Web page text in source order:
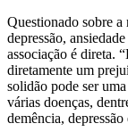
Questionado sobre a
depressão,
associação é direta.
diretamente um
solidão pode ser
várias doenças,
demência,